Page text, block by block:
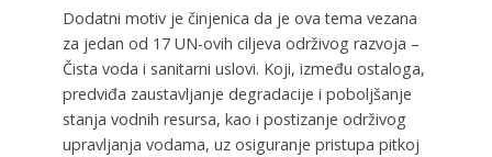
Dodatni motiv je činjenica da je ova tema vezana
za jedan od 17 UN-ovih ciljeva održivog razvoja –
Čista voda i sanitarni uslovi. Koji, između ostaloga,
predviđa zaustavljanje degradacije i poboljšanje
stanja vodnih resursa, kao i postizanje održivog
upravljanja vodama, uz osiguranje pristupa pitkoj